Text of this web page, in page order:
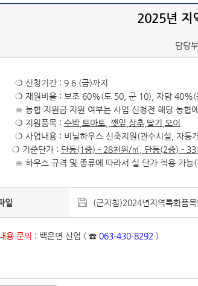
2025년 지
담당
❍ 신청기간 : 9.6.(금)까지
❍ 재원비율 : 보조 60%(도 50, 군 10), 자담 40%(
※ 농협 지원금 지원 여부는 사업 신청전 해당 농협
❍ 지원품목 : 수박, 토마토 깻잎 상추, 딸기
오이
❍ 사업내용 : 비닐하우스 신축지원(관수시설, 자동
❍ 기준단가 : 단동(1중) - 28천원/㎡ 단동(2중) - 33
※ 하우스 규격 및 종류에 따라서 실 단가 적용 가능
일 (군지침)2024년지역특화품
용 문의 : 백운면 산업 ( ☎ 063-430-8292 )